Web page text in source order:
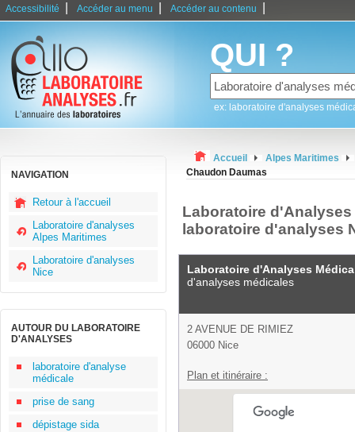
Accessibilité Accéder au menu Accéder au contenu
QUI ?
ex: laboratoire d'analyses
NAVIGATION
Retour à l'accueil
Laboratoire d'analyses
Alpes Maritimes
Laboratoire d'analyses
Nice
AUTOUR DU LABORATOIRE
D'ANALYSES
laboratoire d'analyse
médicale
prise de sang
dépistage sida
Accueil
Alpes Maritimes
Chaudon Daumas
Laboratoire
laboratoire d'analyses
Laboratoire d'Analyses
d'analyses médicales
2 AVENUE DE RIMIEZ
06000 Nice
Plan et itinéraire :